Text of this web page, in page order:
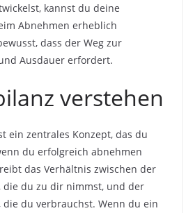
kannst du deine
Abnehmen erheblich
dass der Weg zur
Ausdauer erfordert.
verstehen
ein zentrales Konzept, das du
du erfolgreich abnehmen
das Verhältnis zwischen der
die du zu dir nimmst, und der
die du verbrauchst. Wenn du ein